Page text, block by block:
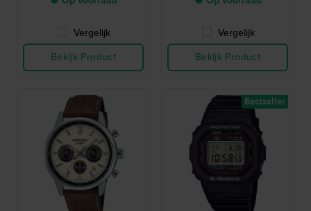
Vergelijk
Bekijk Product
Vergelijk
Bekijk Product
Bestseller